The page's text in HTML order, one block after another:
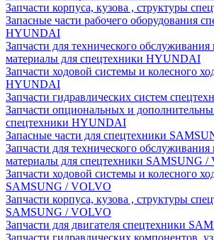
Запчасти корпуса, кузова , структуры
Запасные части рабочего оборудования
HYUNDAI
Запчасти для технического
материалы для спецтехники HYUNDAI
Запчасти ходовой системы и колесного
HYUNDAI
Запчасти гидравлических систем
Запчасти опциональных и
спецтехники HYUNDAI
Запасные части для спецтехники
Запчасти для технического
материалы для спецтехники SAMSUNG /
Запчасти ходовой системы и колесного
SAMSUNG / VOLVO
Запчасти корпуса, кузова , структуры
SAMSUNG / VOLVO
Запчасти для двигателя спецтехники
Запчасти гидравлических компонентов,